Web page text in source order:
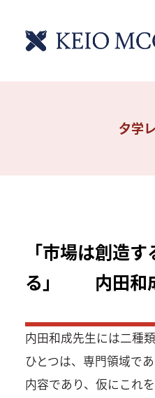
夕学
「市場は創造
る」 内田和
内田和成先生には二種
ひとつは、専門領域で
内容であり、仮にこれ